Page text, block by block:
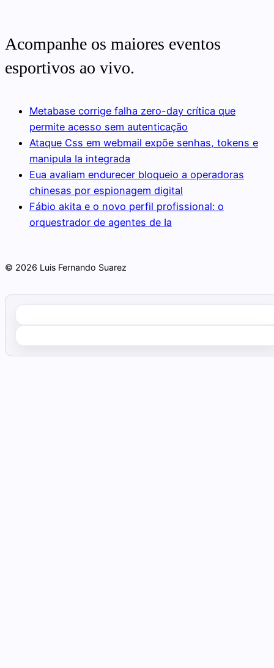
Acompanhe os maiores eventos
esportivos ao vivo.
Metabase corrige falha zero-day crítica que
permite acesso sem autenticação
Ataque Css em webmail expõe senhas, tokens e
manipula Ia integrada
Eua avaliam endurecer bloqueio a operadoras
chinesas por espionagem digital
Fábio akita e o novo perfil profissional: o
orquestrador de agentes de Ia
© 2026 Luis Fernando Suarez